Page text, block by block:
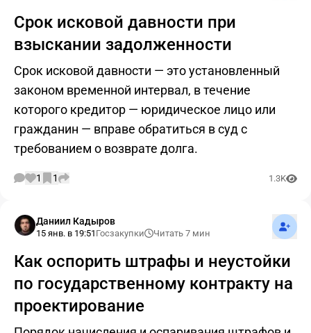
Срок исковой давности при
взыскании задолженности
Срок исковой давности — это установленный
законом временной интервал, в течение
которого кредитор — юридическое лицо или
гражданин — вправе обратиться в суд с
требованием о возврате долга.
1 1 1.3K
Даниил Кадыров
15 янв. в 19:51 Госзакупки Читать 7 мин
Как оспорить штрафы и неустойки
по государственному контракту на
проектирование